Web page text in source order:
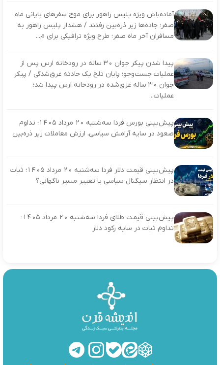
آماده‌باش ویژه پلیس راهور برای موج سفرهای پایانی ماه
صفر؛ جاده‌ها زیر ذره‌بین رفتند / هشدار پلیس راهور به
مسافران آخر ماه صفر؛ طرح ویژه ترافیکی برای م...
پیدا شدن پیکر جوان ۳۰ ساله در رودخانه ارس پس از
عملیات جست‌وجو؛ پایان تلخ یک حادثه غرق‌شدگی / پیکر
جوان ۳۰ ساله غرق‌شده در رودخانه ارس پیدا شد؛
عملیات...
پیش‌بینی بورس فردا سه‌شنبه ۲۰ مرداد ۱۴۰۵؛ تداوم
صعود در سایه آرامش سیاسی، ارزش معاملات زیر ذره‌بین
پیش‌بینی قیمت دلار فردا سه‌شنبه ۲۰ مرداد ۱۴۰۵؛ ثبات
در انتظار سیگنال سیاسی یا تغییر مسیر ناگهانی؟
پیش‌بینی قیمت طلای فردا سه‌شنبه ۲۰ مرداد ۱۴۰۵؛
تداوم ثبات در سایه رکود دلار